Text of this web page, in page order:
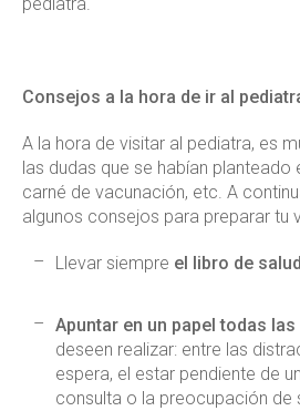
pediatra.
Consejos a la hora de ir al
A la hora de visitar al pediatra, es
las dudas que se habían planteado
carné de vacunación, etc. A
algunos consejos para preparar tu
Llevar siempre el libro de
Apuntar en un papel todas
deseen realizar: entre las
espera, el estar pendiente de
consulta o la preocupación de